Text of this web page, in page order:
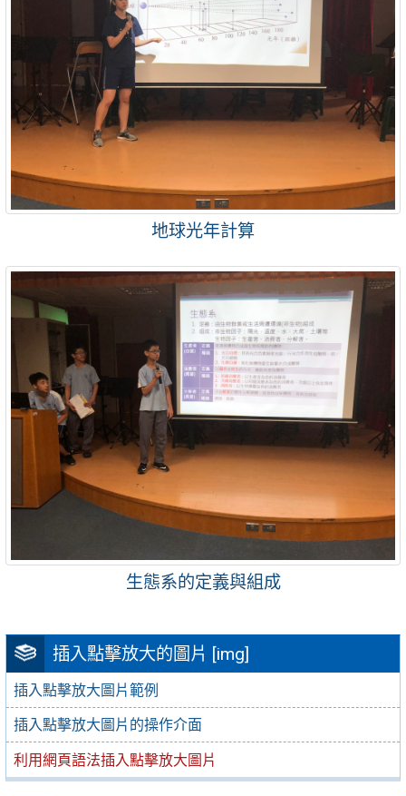
插入點擊放大的圖片 [img]
插入點擊放大圖片範例
插入點擊放大圖片的操作介面
利用網頁語法插入點擊放大圖片
地球光年計算
生態系的定義與組成